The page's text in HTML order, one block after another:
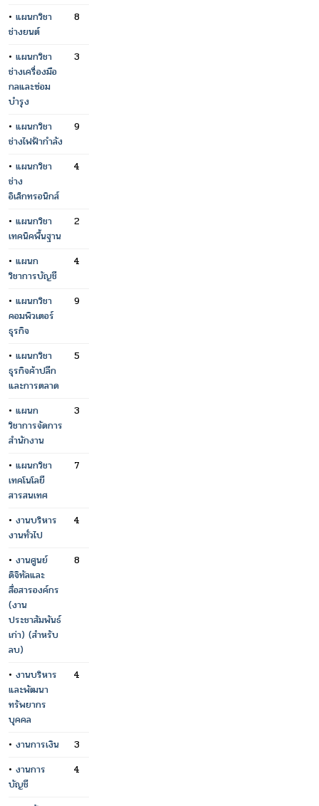
• แผนกวิชา
ช่างยนต์
8
• แผนกวิชา
ช่างเครื่องมือ
กลและซ่อม
บำรุง
3
• แผนกวิชา
ช่างไฟฟ้ากำลัง
9
• แผนกวิชา
ช่าง
อิเล็กทรอนิกส์
4
• แผนกวิชา
เทคนิคพื้นฐาน
2
• แผนก
วิชาการบัญชี
4
• แผนกวิชา
คอมพิวเตอร์
ธุรกิจ
9
• แผนกวิชา
ธุรกิจค้าปลีก
และการตลาด
5
• แผนก
วิชาการจัดการ
สำนักงาน
3
• แผนกวิชา
เทคโนโลยี
สารสนเทศ
7
• งานบริหาร
งานทั่วไป
4
• งานศูนย์
ดิจิทัลและ
สื่อสารองค์กร
(งาน
ประชาสัมพันธ์
เก่า) (สำหรับ
ลบ)
8
• งานบริหาร
และพัฒนา
ทรัพยากร
บุคคล
4
• งานการเงิน
3
• งานการ
บัญชี
4